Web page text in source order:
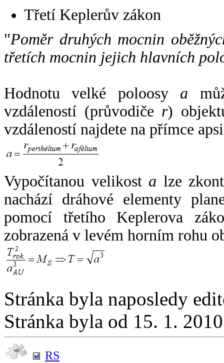
Třetí Keplerův zákon
"Poměr druhých mocnin
třetích mocnin jejich hlavních
Hodnotu velké poloosy a
vzdáleností (průvodiče r)
vzdáleností najdete na přímce
Vypočítanou velikost a lze
nachází dráhové elementy
pomocí třetího Keplerova
zobrazená v levém horním rohu
Stránka byla naposledy
Stránka byla od 15. 1.
RS